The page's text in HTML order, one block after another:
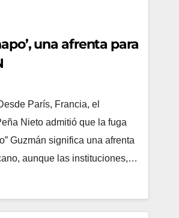
una afrenta para
París, Francia, el
Nieto admitió que la fuga
Guzmán significa una afrenta
aunque las instituciones,…